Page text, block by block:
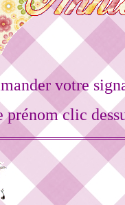
votre
prénom clic